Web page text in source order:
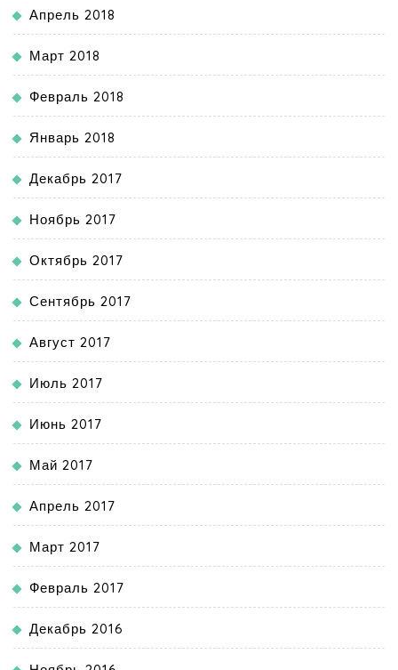
Апрель 2018
Март 2018
Февраль 2018
Январь 2018
Декабрь 2017
Ноябрь 2017
Октябрь 2017
Сентябрь 2017
Август 2017
Июль 2017
Июнь 2017
Май 2017
Апрель 2017
Март 2017
Февраль 2017
Декабрь 2016